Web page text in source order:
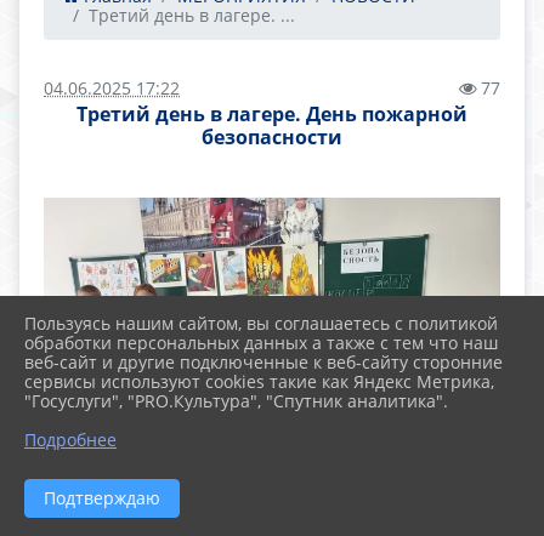
Третий день в лагере. ...
04.06.2025 17:22 77
Третий день в лагере. День пожарной
безопасности
Пользуясь нашим сайтом, вы соглашаетесь с политикой
обработки персональных данных а также с тем что наш
веб-сайт и другие подключенные к веб-сайту сторонние
сервисы используют cookies такие как Яндекс Метрика,
"Госуслуги", "PRO.Культура", "Спутник аналитика".
Подробнее
Подтверждаю